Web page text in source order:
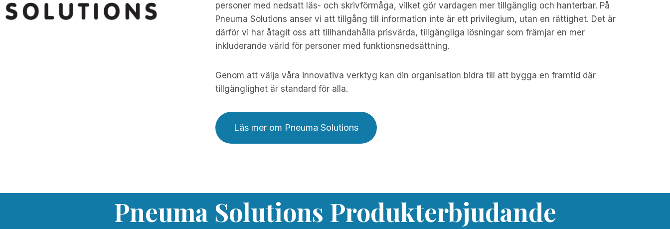
personer med nedsatt läs- och skrivförmåga, vilket gör vardagen mer tillgänglig och hanterbar. På
Pneuma Solutions anser vi att tillgång till information inte är ett privilegium, utan en rättighet. Det är
därför vi har åtagit oss att tillhandahålla prisvärda, tillgängliga lösningar som främjar en mer
inkluderande värld för personer med funktionsnedsättning.
Genom att välja våra innovativa verktyg kan din organisation bidra till att bygga en framtid där
tillgänglighet är standard för alla.
Läs mer om Pneuma Solutions
Pneuma Solutions Produkterbjudande